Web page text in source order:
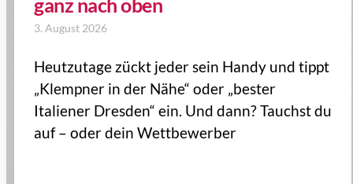
ganz nach oben
3. August 2026
Heutzutage zückt jeder sein Handy und tippt
„Klempner in der Nähe“ oder „bester
Italiener Dresden“ ein. Und dann? Tauchst du
auf – oder dein Wettbewerber